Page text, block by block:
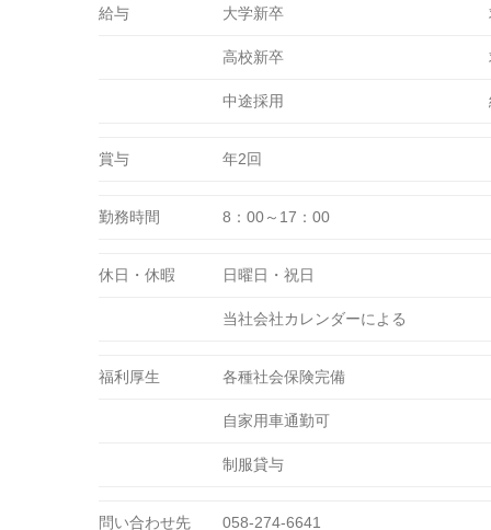
給与 大学新卒
高校新卒
中途採用
賞与 年2回
勤務時間 8：00～17：00
休日・休暇 日曜日・祝日
当社会社カレンダーによる
福利厚生 各種社会保険完備
自家用車通勤可
制服貸与
問い合わせ先 058-274-6641